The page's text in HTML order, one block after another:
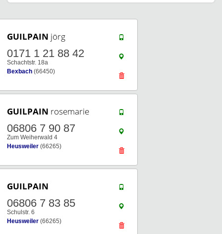
GUILPAIN jörg
0171 1 21 88 42
Schachtstr. 18a
Bexbach (66450)
GUILPAIN rosemarie
06806 7 90 87
Zum Weiherwald 4
Heusweiler (66265)
GUILPAIN
06806 7 83 85
Schulstr. 6
Heusweiler (66265)